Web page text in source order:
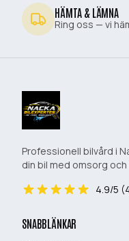
HÄMTA & LÄMNA
Ring oss — vi
Professionell bilvård i
din bil med omsorg
4.9/5 (
SNABBLÄNKAR